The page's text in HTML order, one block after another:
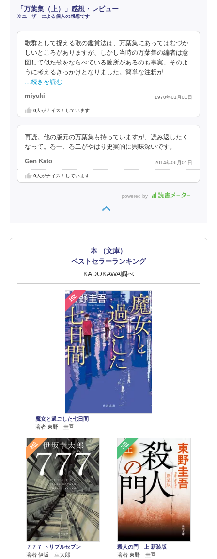
「万葉集（上）」感想・レビュー
※ユーザーによる個人の感想です
歌群として捉える歌の鑑賞法は、万葉集にあってはむづか
しいところがありますが、しかし当時の万葉集の編者は意
図して似た歌をならべている箇所があるのも事実。そのよ
うに考えるきっかけとなりました。簡単な注釈が
…続きを読む
miyuki 1970年01月01日
0人がナイス！しています
再読。他の版元の万葉集も持っていますが、読み返したく
なって。巻一、巻二がやはり史実的に興味深いです。
Gen Kato 2014年06月01日
0人がナイス！しています
powered by
本 （文庫）
ベストセラーランキング
KADOKAWA調べ
1位
魔女と過ごした七日間
著者 東野 圭吾
2位
７７７ トリプルセブン
著者 伊坂 幸太郎
3位
殺人の門 上 新装版
著者 東野 圭吾